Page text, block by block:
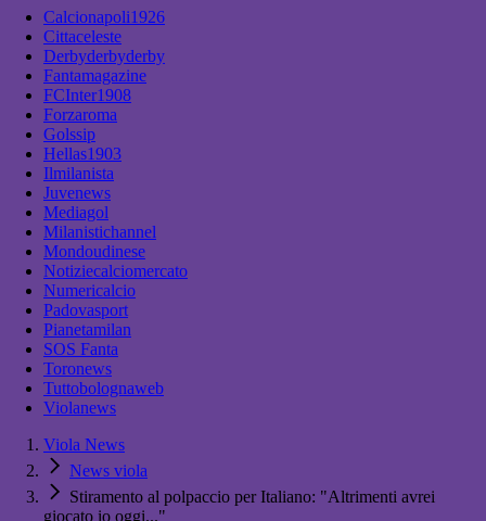
Calcionapoli1926
Cittaceleste
Derbyderbyderby
Fantamagazine
FCInter1908
Forzaroma
Golssip
Hellas1903
Ilmilanista
Juvenews
Mediagol
Milanistichannel
Mondoudinese
Notiziecalciomercato
Numericalcio
Padovasport
Pianetamilan
SOS Fanta
Toronews
Tuttobolognaweb
Violanews
Viola News
News viola
Stiramento al polpaccio per Italiano: "Altrimenti avrei
giocato io oggi..."